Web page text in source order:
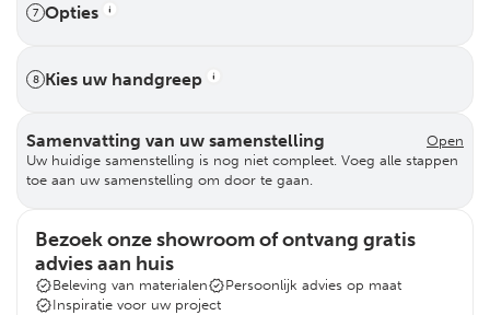
7 Opties
8 Kies uw handgreep
Samenvatting van uw samenstelling
Open
Uw huidige samenstelling is nog niet compleet. Voeg alle stappen
toe aan uw samenstelling om door te gaan.
Bezoek onze showroom of ontvang gratis
advies aan huis
Beleving van materialen
Persoonlijk advies op maat
Inspiratie voor uw project